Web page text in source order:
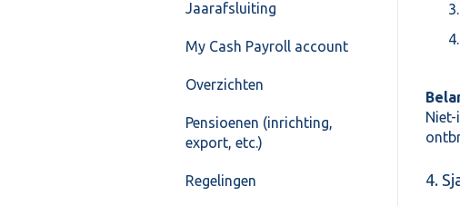
4.
Jaarafsluiting
My Cash Payroll account
Overzichten
Pensioenen (inrichting,
export, etc.)
Regelingen